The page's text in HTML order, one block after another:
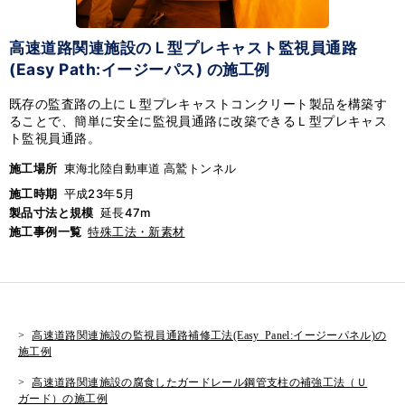
高速道路関連施設のＬ型プレキャスト監視員通路
(Easy Path:イージーパス) の施工例
既存の監査路の上にＬ型プレキャストコンクリート製品を構築す
ることで、簡単に安全に監視員通路に改築できるＬ型プレキャス
ト監視員通路。
施工場所 東海北陸自動車道 高鷲トンネル
施工時期 平成23年5月
製品寸法と規模 延長47m
施工事例一覧 特殊工法・新素材
高速道路関連施設の監視員通路補修工法(Easy Panel:イージーパネル)の
施工例
高速道路関連施設の腐食したガードレール鋼管支柱の補強工法（Ｕ
ガード）の施工例